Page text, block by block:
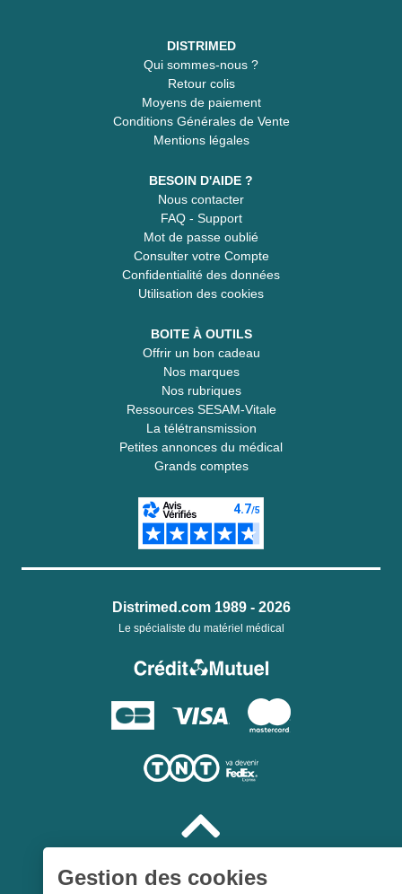
DISTRIMED
Qui sommes-nous ?
Retour colis
Moyens de paiement
Conditions Générales de Vente
Mentions légales
BESOIN D'AIDE ?
Nous contacter
FAQ - Support
Mot de passe oublié
Consulter votre Compte
Confidentialité des données
Utilisation des cookies
BOITE À OUTILS
Offrir un bon cadeau
Nos marques
Nos rubriques
Ressources SESAM-Vitale
La télétransmission
Petites annonces du médical
Grands comptes
Distrimed.com 1989 - 2026
Le spécialiste du matériel médical
Une société duGroupe Hygie31
Gestion des cookies